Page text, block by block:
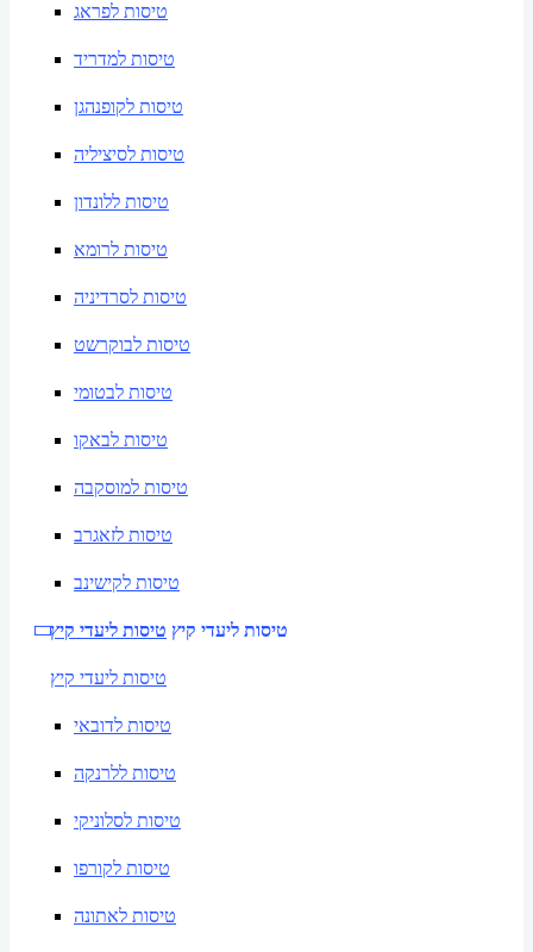
טיסות לפראג
טיסות למדריד
טיסות לקופנהגן
טיסות לסיציליה
טיסות ללונדון
טיסות לרומא
טיסות לסרדיניה
טיסות לבוקרשט
טיסות לבטומי
טיסות לבאקו
טיסות למוסקבה
טיסות לזאגרב
טיסות לקישינב
טיסות ליעדי קיץ טיסות ליעדי קיץ
טיסות ליעדי קיץ
טיסות לדובאי
טיסות ללרנקה
טיסות לסלוניקי
טיסות לקורפו
טיסות לאתונה